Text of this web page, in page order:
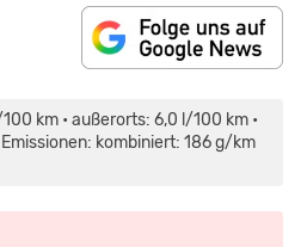
km • außerorts: 6,0 l/100 km •
kombiniert: 186 g/km